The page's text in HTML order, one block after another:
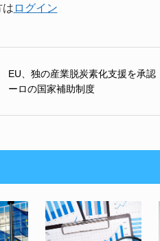
は ログイン
EU、独の産業脱炭素化支援を承
ーロの国家補助制度